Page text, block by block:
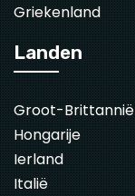
Griekenland
Landen
Groot-Brittannië
Hongarije
Ierland
Italië